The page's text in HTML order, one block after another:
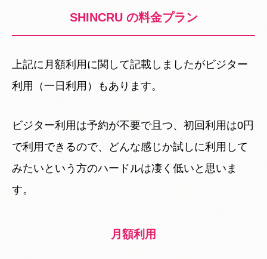
SHINCRU の料金プラン
上記に月額利用に関して記載しましたがビジター
利用（一日利用）もあります。
ビジター利用は予約が不要で且つ、初回利用は0円
で利用できるので、どんな感じか試しに利用して
みたいという方のハードルは凄く低いと思いま
す。
月額利用